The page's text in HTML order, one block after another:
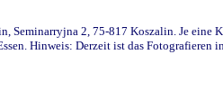
2, 75-817 Koszalin. Je eine
Hinweis: Derzeit ist das Fotografieren